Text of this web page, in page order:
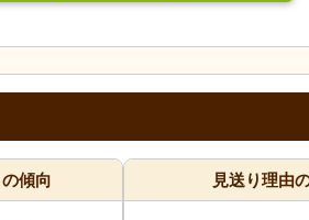
傾向 見送り理由